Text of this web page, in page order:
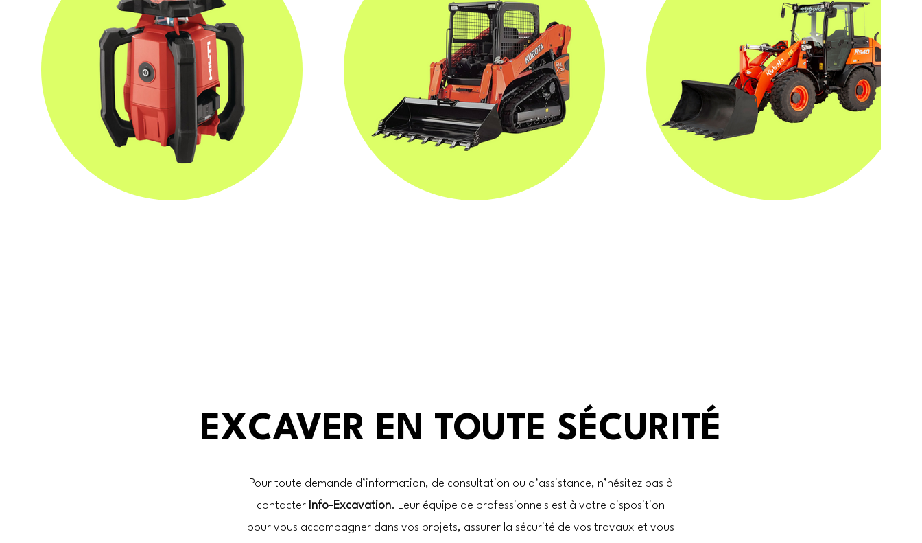
EXCAVER EN TOUTE SÉCURITÉ
Pour toute demande d’information, de consultation ou d’assistance, n’hésitez pas à
contacter Info-Excavation. Leur équipe de professionnels est à votre disposition
pour vous accompagner dans vos projets, assurer la sécurité de vos travaux et vous